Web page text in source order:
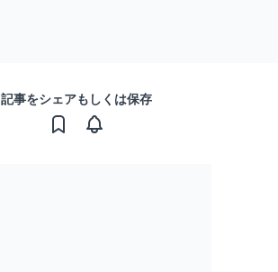
記事をシェアもしくは保存